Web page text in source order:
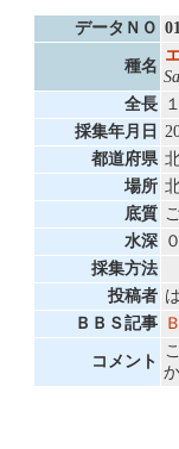
データＮＯ
種名
全長
採集年月日
都道府県
場所
底質
水深
採集方法
投稿者
ＢＢＳ記事
コメント